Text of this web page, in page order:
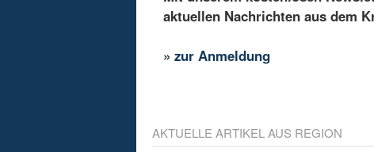
aktuellen Nachrichten aus dem
»zur Anmeldung
AKTUELLE ARTIKEL AUS REGION